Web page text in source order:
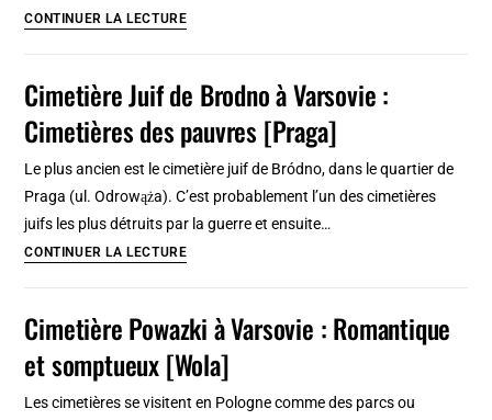
CONTINUER LA LECTURECimetière
à
Bologne
romantique
!
Cimetière Juif de Brodno à Varsovie :
Cimetières des pauvres [Praga]
Le plus ancien est le cimetière juif de Bródno, dans le quartier de
Praga (ul. Odrowąża). C’est probablement l’un des cimetières
juifs les plus détruits par la guerre et ensuite…
CONTINUER LA LECTURECimetière
Brodno
à
Varsovie
Cimetière Powazki à Varsovie : Romantique
et somptueux [Wola]
Les cimetières se visitent en Pologne comme des parcs ou